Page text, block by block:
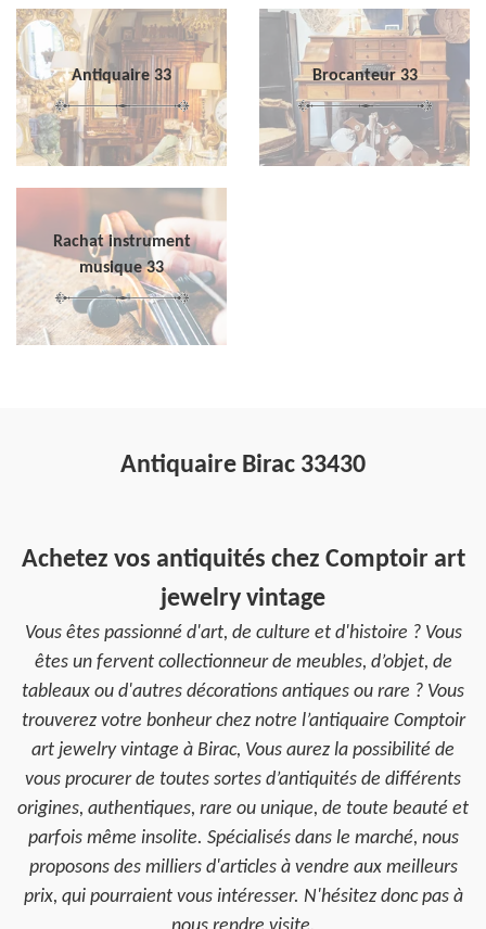
Antiquaire 33 Brocanteur 33
Rachat instrument
musique 33
Antiquaire Birac 33430
Achetez vos antiquités chez Comptoir art
jewelry vintage
Vous êtes passionné d'art, de culture et d'histoire ? Vous
êtes un fervent collectionneur de meubles, d’objet, de
tableaux ou d'autres décorations antiques ou rare ? Vous
trouverez votre bonheur chez notre l’antiquaire Comptoir
art jewelry vintage à Birac, Vous aurez la possibilité de
vous procurer de toutes sortes d’antiquités de différents
origines, authentiques, rare ou unique, de toute beauté et
parfois même insolite. Spécialisés dans le marché, nous
proposons des milliers d'articles à vendre aux meilleurs
prix, qui pourraient vous intéresser. N'hésitez donc pas à